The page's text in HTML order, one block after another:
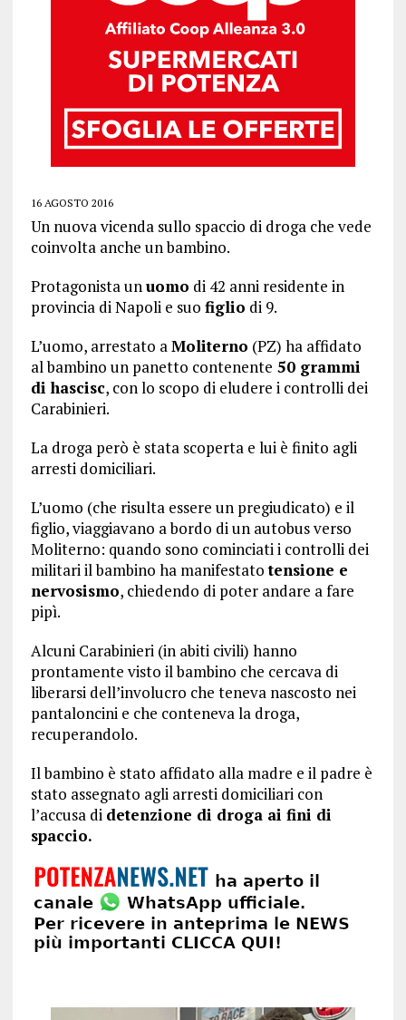
16 AGOSTO 2016
Un nuova vicenda sullo spaccio di droga che vede
coinvolta anche un bambino.
Protagonista unuomo di 42 anni residente in
provincia di Napoli e suo figlio di 9.
L’uomo, arrestato aMoliterno (PZ) ha affidato
al bambino un panetto contenente 50 grammi
di hascisc, con lo scopo di eludere i controlli dei
Carabinieri.
La droga però è stata scoperta e lui è finito agli
arresti domiciliari.
L’uomo (che risulta essere un pregiudicato) e il
figlio, viaggiavano a bordo di un autobus verso
Moliterno: quando sono cominciati i controlli dei
militari il bambino ha manifestatotensione e
nervosismo, chiedendo di poter andare a fare
pipì.
Alcuni Carabinieri (in abiti civili) hanno
prontamente visto il bambino che cercava di
liberarsi dell’involucro che teneva nascosto nei
pantaloncini e che conteneva la droga,
recuperandolo.
Il bambino è stato affidato alla madre e il padre è
stato assegnato agli arresti domiciliari con
l’accusa di detenzione di droga ai fini di
spaccio.